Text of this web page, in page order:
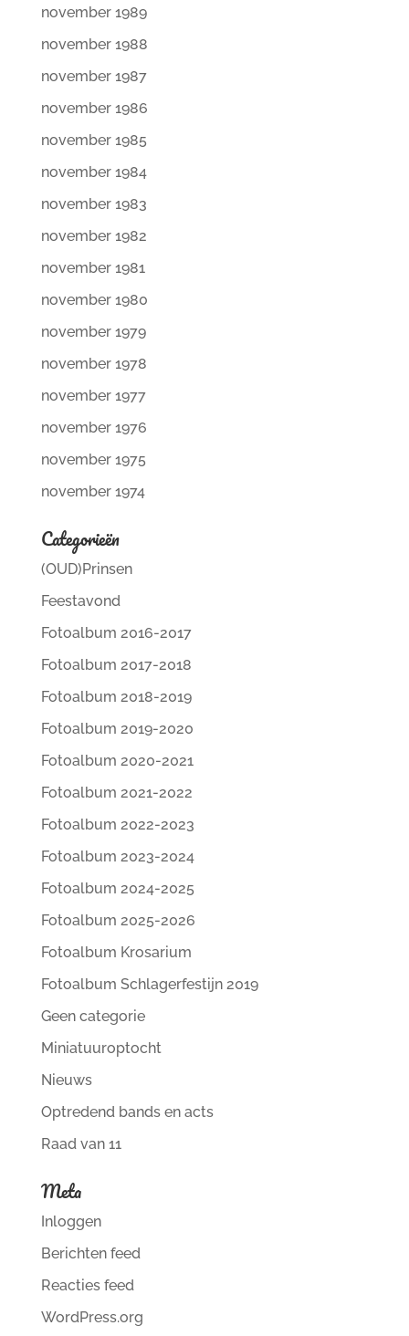
november 1989
november 1988
november 1987
november 1986
november 1985
november 1984
november 1983
november 1982
november 1981
november 1980
november 1979
november 1978
november 1977
november 1976
november 1975
november 1974
Categorieën
(OUD)Prinsen
Feestavond
Fotoalbum 2016-2017
Fotoalbum 2017-2018
Fotoalbum 2018-2019
Fotoalbum 2019-2020
Fotoalbum 2020-2021
Fotoalbum 2021-2022
Fotoalbum 2022-2023
Fotoalbum 2023-2024
Fotoalbum 2024-2025
Fotoalbum 2025-2026
Fotoalbum Krosarium
Fotoalbum Schlagerfestijn 2019
Geen categorie
Miniatuuroptocht
Nieuws
Optredend bands en acts
Raad van 11
Meta
Inloggen
Berichten feed
Reacties feed
WordPress.org